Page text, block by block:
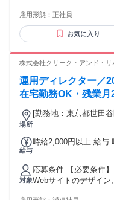
ル保有者 ■AIなどへの
雇用形態： 正社員
お気に入り
株式会社クリーク・アンド・リ
運用ディレクター／
在宅勤務OK・残業月
場所
[勤務地：東京都世田
給与
時給2,000円以上 給与
対象
応募条件 【必要条件
Webサイトのデザイ